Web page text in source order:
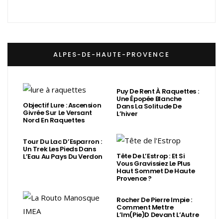
ALPES-DE-HAUTE-PROVENCE
Objectif Lure : Ascension
Givrée Sur Le Versant
Nord En Raquettes
Puy De Rent À Raquettes :
Une Épopée Blanche
Dans La Solitude De
L’hiver
Tour Du Lac D’Esparron :
Un Trek Les Pieds Dans
L’Eau Au Pays Du Verdon Tête De L’Estrop : Et Si
Vous Gravissiez Le Plus
Haut Sommet De Haute
Provence ?
Rocher De Pierre Impie :
Comment Mettre
L’Im(Pie)d Devant L’Autre